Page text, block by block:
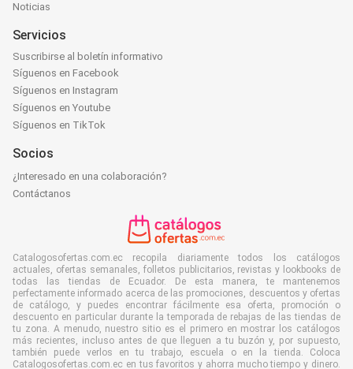
Noticias
Servicios
Suscribirse al boletín informativo
Síguenos en Facebook
Síguenos en Instagram
Síguenos en Youtube
Síguenos en TikTok
Socios
¿Interesado en una colaboración?
Contáctanos
Catalogosofertas.com.ec recopila diariamente todos los catálogos
actuales, ofertas semanales, folletos publicitarios, revistas y lookbooks de
todas las tiendas de Ecuador. De esta manera, te mantenemos
perfectamente informado acerca de las promociones, descuentos y ofertas
de catálogo, y puedes encontrar fácilmente esa oferta, promoción o
descuento en particular durante la temporada de rebajas de las tiendas de
tu zona. A menudo, nuestro sitio es el primero en mostrar los catálogos
más recientes, incluso antes de que lleguen a tu buzón y, por supuesto,
también puede verlos en tu trabajo, escuela o en la tienda. Coloca
Catalogosofertas.com.ec en tus favoritos y ahorra mucho tiempo y dinero.